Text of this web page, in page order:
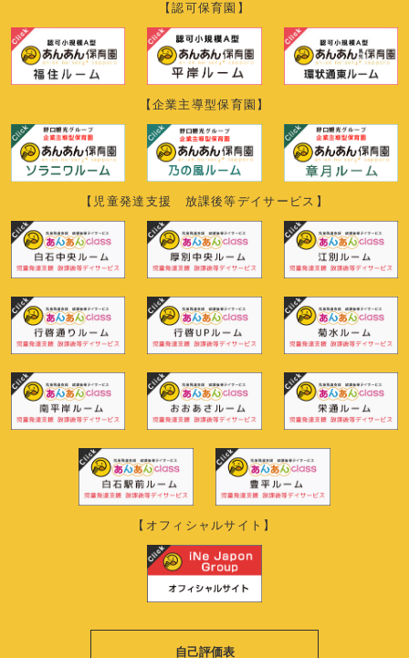
【認可保育園】
【企業主導型保育園】
【児童発達支援 放課後等デイサービス】
【オフィシャルサイト】
自己評価表